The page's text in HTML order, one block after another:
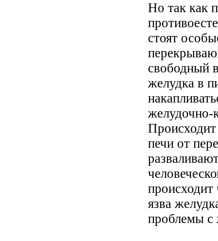
Но так как
стоят
свободный
желудка в
желудочно-
печи от
язва
проблемы